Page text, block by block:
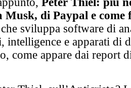
Musk, di Paypal e
che sviluppa software di
intelligence e apparati di
come appare dai report